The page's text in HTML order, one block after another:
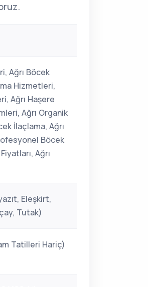
Ağrı Böcek
Hizmetleri,
Ağrı Haşere
Ağrı Organik
İlaçlama, Ağrı
Böcek
Ağrı
Eleşkirt,
Tutak)
Tatilleri Hariç)